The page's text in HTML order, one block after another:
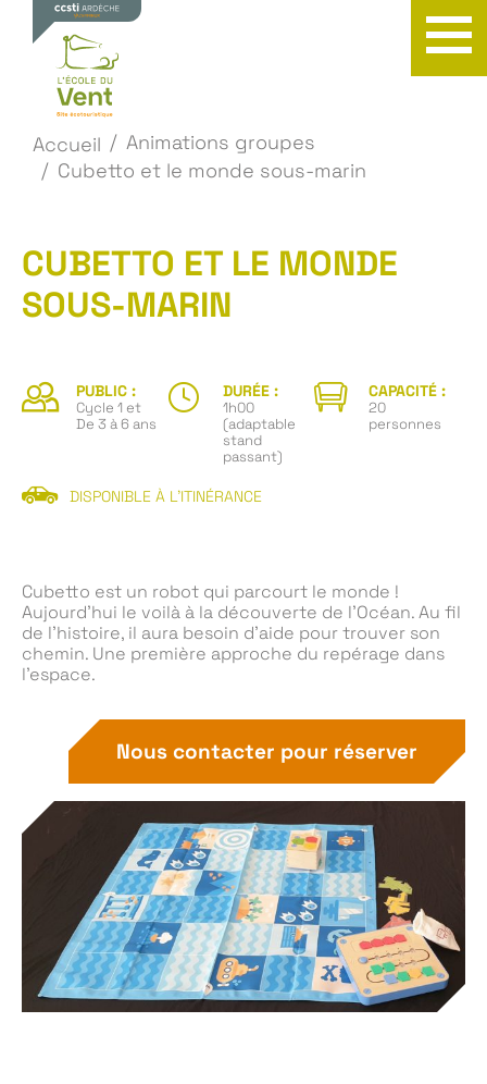
Accueil
Animations groupes
Cubetto et le monde sous-marin
CUBETTO ET LE MONDE
SOUS-MARIN
PUBLIC :
Cycle 1 et
De 3 à 6 ans
DURÉE :
1h00
(adaptable
stand
passant)
CAPACITÉ :
20
personnes
DISPONIBLE À L'ITINÉRANCE
Cubetto est un robot qui parcourt le monde !
Aujourd’hui le voilà à la découverte de l’Océan. Au fil
de l’histoire, il aura besoin d’aide pour trouver son
chemin. Une première approche du repérage dans
l’espace.
Nous contacter pour réserver